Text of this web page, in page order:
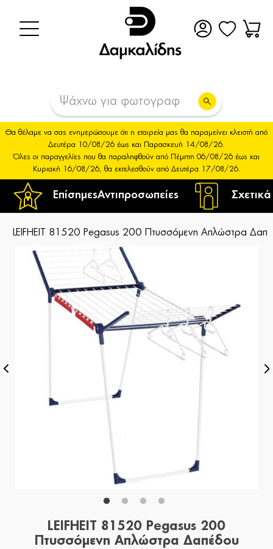
ΕπίσημεςΑντιπροσωπείες
Θα θέλαμε να σας ενημερώσουμε ότι η εταιρεία μας θα παραμείνει κλειστή από
Δευτέρα 10/08/26 έως και Παρασκευή 14/08/26.
Όλες οι παραγγελίες που θα παραληφθούν από Πέμπτη 06/08/26 έως και
Κυριακή 16/08/26, θα εκτελεσθούν από Δευτέρα 17/08/26.
LEIFHEIT 81520 Pegasus 200 Πτυσσόμενη Απλώστρα
LEIFHEIT 81520 Pegasus 200
Πτυσσόμενη Απλώστρα Δαπέδου